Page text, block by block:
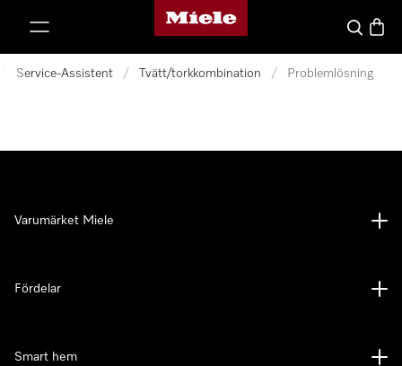
Mieles hemsida
Sök
Service-Assistent / Tvätt/torkkombination / Problemlösning
Varumärket Miele
Fördelar
Smart hem